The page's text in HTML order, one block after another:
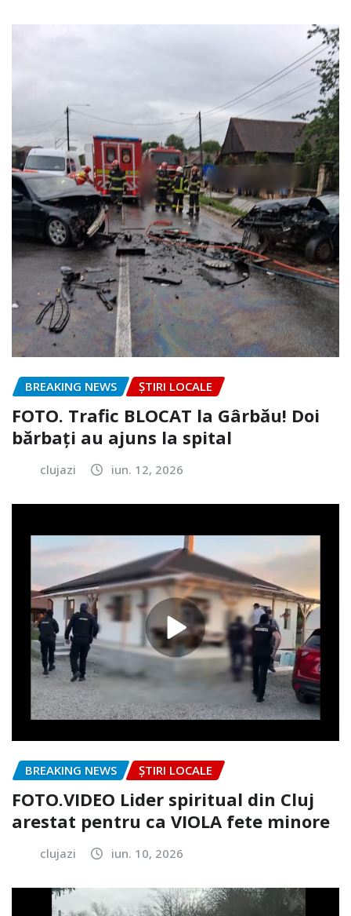
BREAKING NEWS ȘTIRI LOCALE
FOTO. Trafic BLOCAT la Gârbău! Doi
bărbați au ajuns la spital
clujazi iun. 12, 2026
BREAKING NEWS ȘTIRI LOCALE
FOTO.VIDEO Lider spiritual din Cluj
arestat pentru ca VIOLA fete minore
clujazi iun. 10, 2026